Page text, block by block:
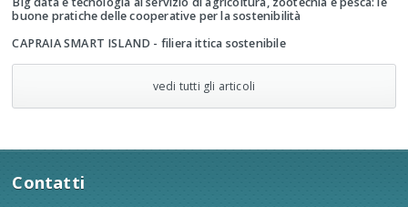
buone pratiche delle cooperative per la sostenibilità
CAPRAIA SMART ISLAND - filiera ittica sostenibile
vedi tutti gli articoli
Contatti